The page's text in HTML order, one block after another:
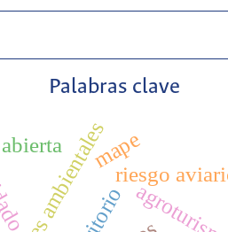
Palabras clave
riesgo
mape